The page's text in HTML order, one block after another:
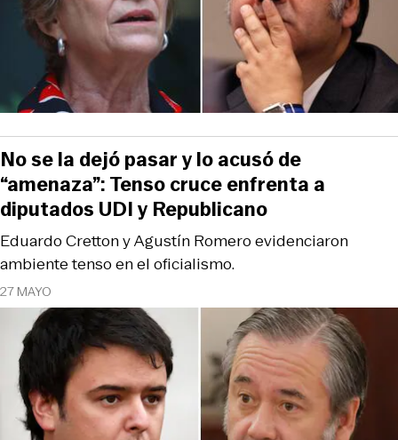
27 MAYO
Eduardo Cretton y Agustín Romero evidenciaron
ambiente tenso en el oficialismo.
No se la dejó pasar y lo acusó de
“amenaza”: Tenso cruce enfrenta a
diputados UDI y Republicano